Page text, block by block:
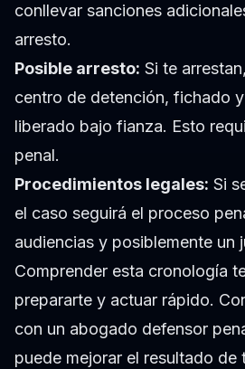
conllevar sanciones
arresto.
Posible arresto: Si te
centro de detención, fichado
liberado bajo fianza. Esto
penal.
Procedimientos legales: Si
el caso seguirá el proceso
audiencias y posiblemente un
Comprender esta cronología
prepararte y actuar rápido.
con un abogado defensor
puede mejorar el resultado de